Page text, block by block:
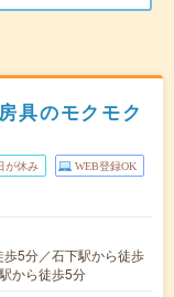
具のモクモク
が休み WEB登録OK
5分／石下駅から徒歩
から徒歩5分